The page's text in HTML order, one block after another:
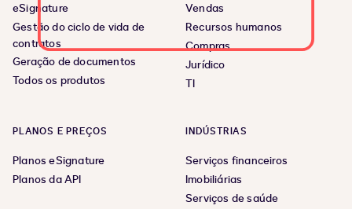
eSignature
Gestão do ciclo de vida de
contratos
Geração de documentos
Todos os produtos
Vendas
Recursos humanos
Compras
Jurídico
TI
PLANOS E PREÇOS
Planos eSignature
Planos da API
INDÚSTRIAS
Serviços financeiros
Imobiliárias
Serviços de saúde